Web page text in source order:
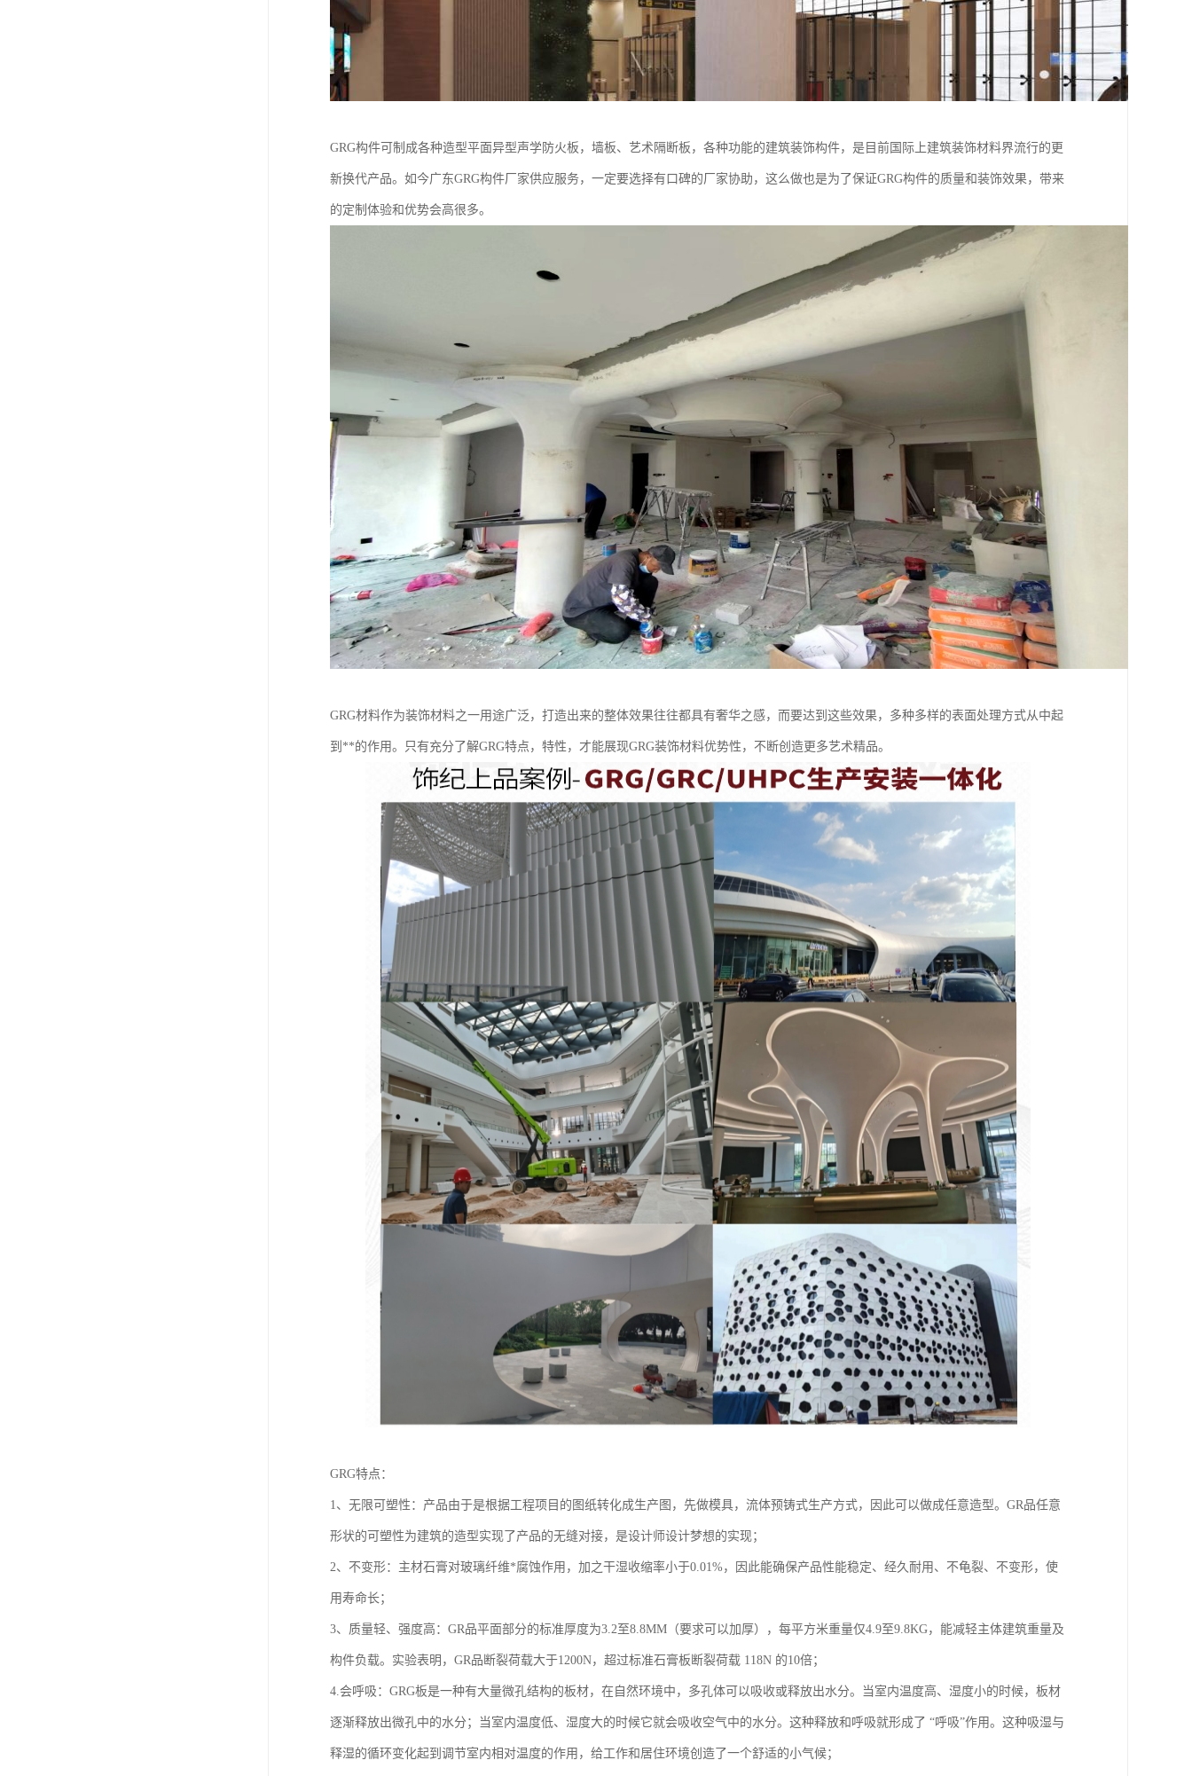
GRG构件可制成各种造型平面异型声学防火板，墙板、艺术隔断板，各种功能的建筑装饰构件，是目前国际上建筑装饰材料界流行的更
新换代产品。如今广东GRG构件厂家供应服务，一定要选择有口碑的厂家协助，这么做也是为了保证GRG构件的质量和装饰效果，带来
的定制体验和优势会高很多。
GRG材料作为装饰材料之一用途广泛，打造出来的整体效果往往都具有奢华之感，而要达到这些效果，多种多样的表面处理方式从中起
到**的作用。只有充分了解GRG特点，特性，才能展现GRG装饰材料优势性，不断创造更多艺术精品。
GRG特点：
1、无限可塑性：产品由于是根据工程项目的图纸转化成生产图，先做模具，流体预铸式生产方式，因此可以做成任意造型。GR品任意
形状的可塑性为建筑的造型实现了产品的无缝对接，是设计师设计梦想的实现；
2、不变形：主材石膏对玻璃纤维*腐蚀作用，加之干湿收缩率小于0.01%，因此能确保产品性能稳定、经久耐用、不龟裂、不变形，使
用寿命长；
3、质量轻、强度高：GR品平面部分的标准厚度为3.2至8.8MM（要求可以加厚），每平方米重量仅4.9至9.8KG，能减轻主体建筑重量及
构件负载。实验表明，GR品断裂荷载大于1200N，超过标准石膏板断裂荷载 118N 的10倍；
4.会呼吸：GRG板是一种有大量微孔结构的板材，在自然环境中，多孔体可以吸收或释放出水分。当室内温度高、湿度小的时候，板材
逐渐释放出微孔中的水分；当室内温度低、湿度大的时候它就会吸收空气中的水分。这种释放和呼吸就形成了 “呼吸”作用。这种吸湿与
释湿的循环变化起到调节室内相对温度的作用，给工作和居住环境创造了一个舒适的小气候；